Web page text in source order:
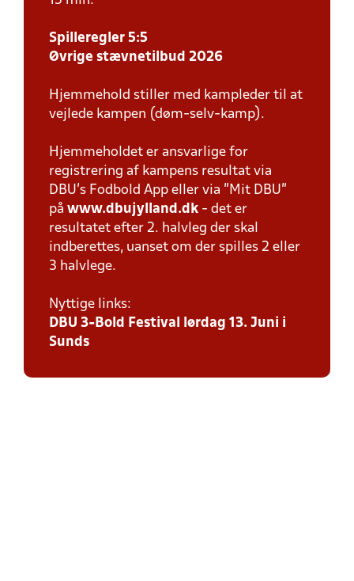
Spilleregler 5:5
Øvrige stævnetilbud 2026
Hjemmehold stiller med kampleder til at
vejlede kampen (døm-selv-kamp).
Hjemmeholdet er ansvarlige for
registrering af kampens resultat via
DBU’s Fodbold App eller via ”Mit DBU”
på www.dbujylland.dk - det er
resultatet efter 2. halvleg der skal
indberettes, uanset om der spilles 2 eller
3 halvlege.
Nyttige links:
DBU 3-Bold Festival lørdag 13. Juni i
Sunds